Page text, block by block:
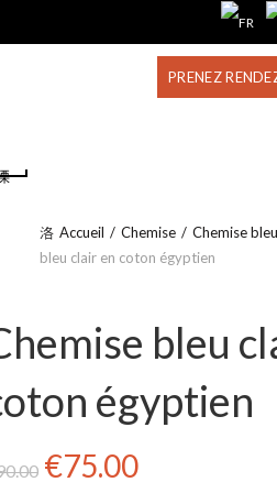
PRENEZ
Accueil Chemise Chemise
bleu clair en coton égyptien
bleu
égyptien
Le
€75.00Le